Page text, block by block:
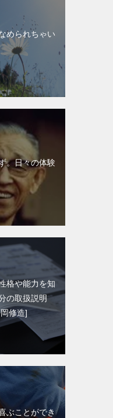
められちゃい
。日々の体験
格や能力を知
の取扱説明
修造]
ぶことができ